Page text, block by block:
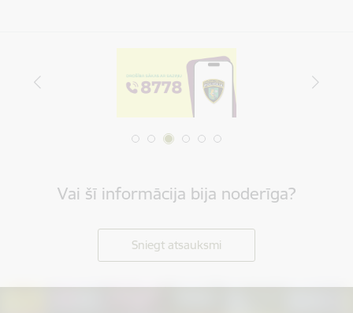
Vai šī informācija bija noderīga?
Sniegt atsauksmi